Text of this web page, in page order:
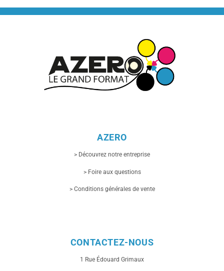
AZERO
> Découvrez notre entreprise
> Foire aux questions
> Conditions générales de vente
CONTACTEZ-NOUS
1 Rue Édouard Grimaux